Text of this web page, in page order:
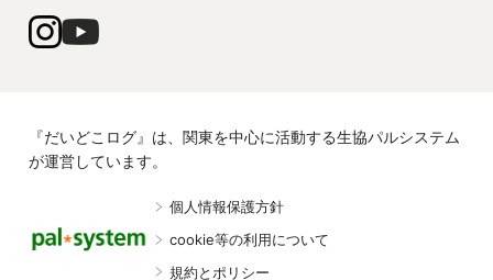
『だいどこログ』は、関東を中心に活動する生協パルシステム
が運営しています。
個人情報保護方針
cookie等の利用について
規約とポリシー